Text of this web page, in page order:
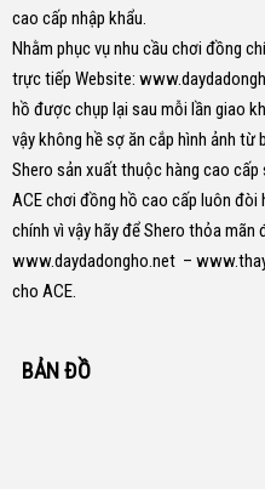
cao cấp nhập khẩu.
Nhằm phục vụ nhu cầu chơi đồng
trực tiếp Website:
hồ được chụp lại sau mỗi lần giao
vậy không hề sợ ăn cắp hình ảnh từ
Shero sản xuất thuộc hàng cao cấp
ACE chơi đồng hồ cao cấp luôn đòi
chính vì vậy hãy để Shero thỏa mãn
www.daydadongho.net –
cho ACE.
BẢN ĐỒ